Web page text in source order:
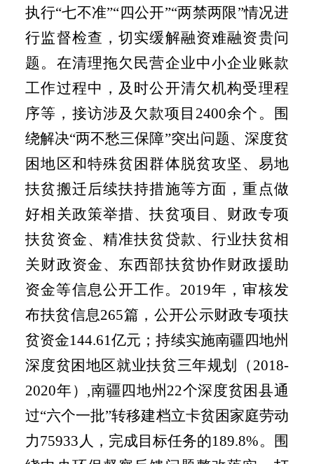
执行“七不准”“四公开”“两禁两限”情况进
行监督检查，切实缓解融资难融资贵问
题。在清理拖欠民营企业中小企业账款
工作过程中，及时公开清欠机构受理程
序等，接访涉及欠款项目 2400余个。围
绕解决“两不愁三保障”突出问题、深度贫
困地区和特殊贫困群体脱贫攻坚、易地
扶贫搬迁后续扶持措施等方面，重点做
好相关政策举措、扶贫项目、财政专项
扶贫资金、精准扶贫贷款、行业扶贫相
关财政资金、东西部扶贫协作财政援助
资金等信息公开工作。 2019年，审核发
布扶贫信息265篇，公开公示财政专项扶
贫资金144.61亿元；持续实施南疆四地州
深度贫困地区就业扶贫三年规划（ 2018-
2020年） ,南疆四地州 22个深度贫困县通
过“六个一批”转移建档立卡贫困家庭劳动
力75933 人，完成目标任务的189.8%。围